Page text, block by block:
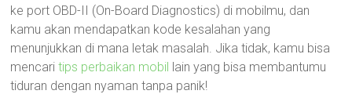
ke port OBD-II (On-Board Diagnostics) di mobilmu, dan
kamu akan mendapatkan kode kesalahan yang
menunjukkan di mana letak masalah. Jika tidak, kamu bisa
mencaritips perbaikan mobil lain yang bisa membantumu
tiduran dengan nyaman tanpa panik!